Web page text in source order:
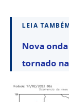
LEIA
Nova
tornado